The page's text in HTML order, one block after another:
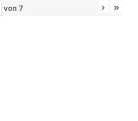
von 7 › »